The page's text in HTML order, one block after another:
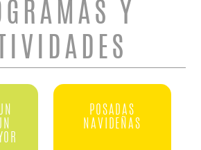
Y
POSADAS
NAVIDEÑAS